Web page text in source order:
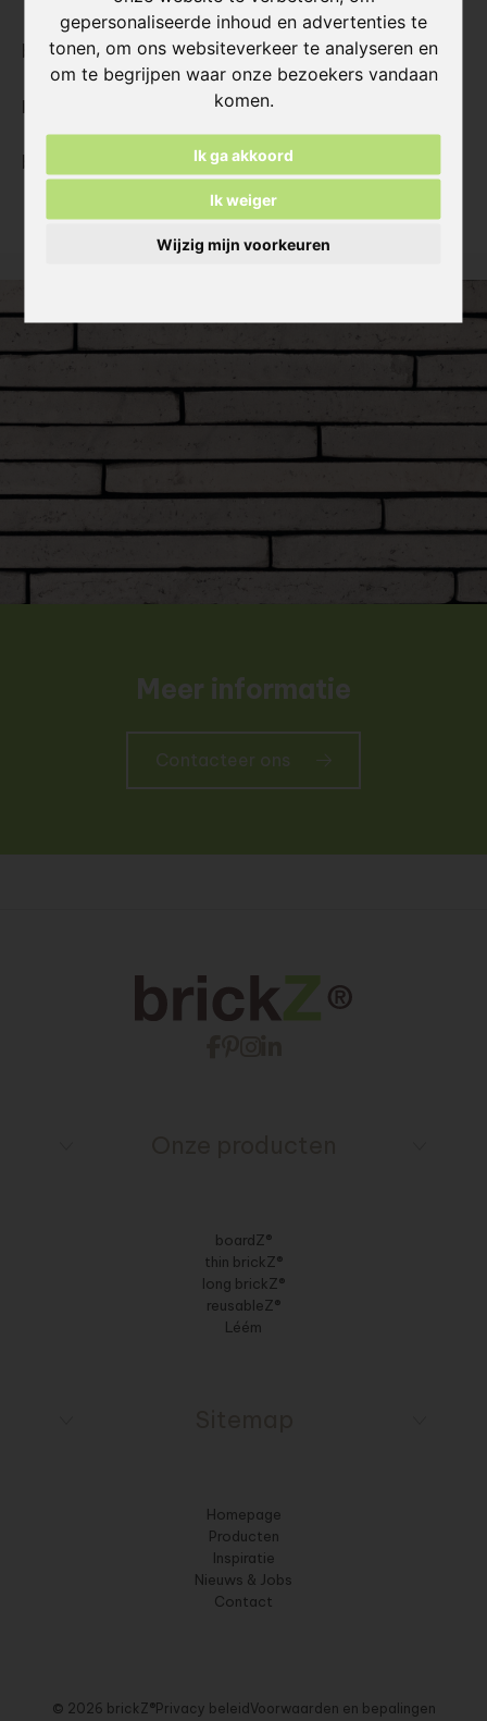
gepersonaliseerde inhoud en advertenties te
tonen, om ons websiteverkeer te analyseren en
om te begrijpen waar onze bezoekers vandaan
komen.
Ik ga akkoord
Ik weiger
Wijzig mijn voorkeuren
bezand, met nerving
Kleur:
bruin-rood genuanceerd tot in de massa
Meer informatie
Contacteer ons
boardZ®
thin brickZ®
long brickZ®
reusableZ®
Léém
Homepage
Producten
Inspiratie
Nieuws & Jobs
Contact
© 2026 brickZ®Privacy beleid Voorwaarden en bepalingen